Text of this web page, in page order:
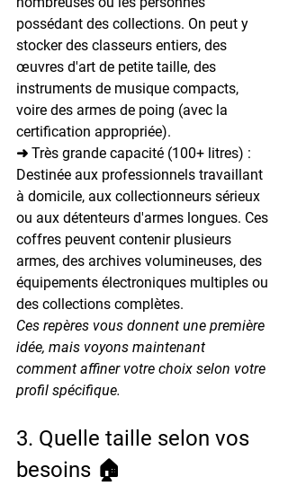
possédant des collections. On peut y
stocker des classeurs entiers, des
œuvres d'art de petite taille, des
instruments de musique compacts,
voire des armes de poing (avec la
certification appropriée).
➜ Très grande capacité (100+ litres) :
Destinée aux professionnels travaillant
à domicile, aux collectionneurs sérieux
ou aux détenteurs d'armes longues. Ces
coffres peuvent contenir plusieurs
armes, des archives volumineuses, des
équipements électroniques multiples ou
des collections complètes.
Ces repères vous donnent une première
idée, mais voyons maintenant
comment affiner votre choix selon votre
profil spécifique.
3. Quelle taille selon vos
besoins 🏠